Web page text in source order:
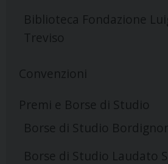
Biblioteca Fondazione
Treviso
Convenzioni
Premi e Borse di Studio
Borse di Studio
Borse di Studio Laudato